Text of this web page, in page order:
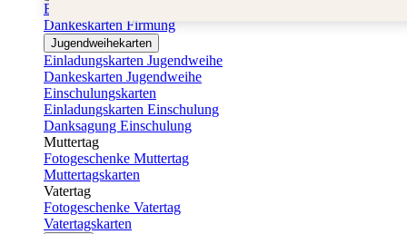
Einladungskarten Firmung
Dankeskarten Firmung
Jugendweihekarten
Einladungskarten Jugendweihe
Dankeskarten Jugendweihe
Einschulungskarten
Einladungskarten Einschulung
Danksagung Einschulung
Muttertag
Fotogeschenke Muttertag
Muttertagskarten
Vatertag
Fotogeschenke Vatertag
Vatertagskarten